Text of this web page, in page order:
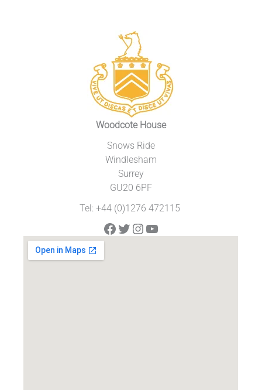
Woodcote House
Snows Ride
Windlesham
Surrey
GU20 6PF
Tel: +44 (0)1276 472115
Facebook
Twitter
Instagram
YouTube